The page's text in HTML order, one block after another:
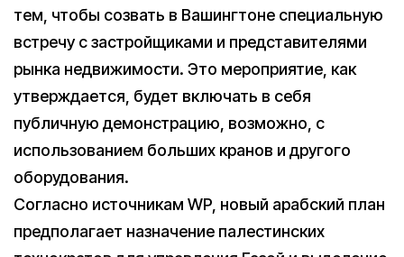
тем, чтобы созвать в Вашингтоне специальную
встречу с застройщиками и представителями
рынка недвижимости. Это мероприятие, как
утверждается, будет включать в себя
публичную демонстрацию, возможно, с
использованием больших кранов и другого
оборудования.
Согласно источникам WP, новый арабский план
предполагает назначение палестинских